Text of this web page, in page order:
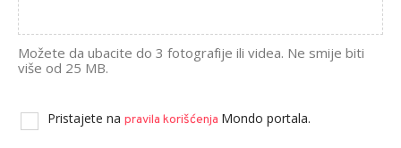
Možete da ubacite do 3 fotografije ili videa. Ne smije biti
više od 25 MB.
Pristajete na pravila korišćenja Mondo portala.